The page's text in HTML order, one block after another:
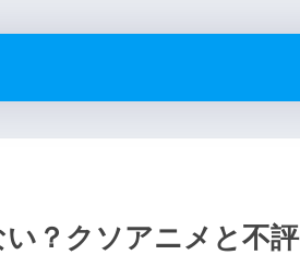
？クソアニメと不評